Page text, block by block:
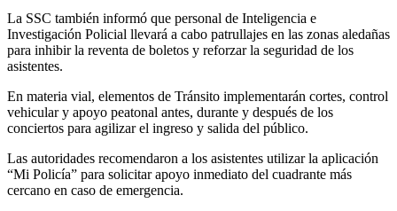
La SSC también informó que personal de Inteligencia e
Investigación Policial llevará a cabo patrullajes en las zonas aledañas
para inhibir la reventa de boletos y reforzar la seguridad de los
asistentes.
En materia vial, elementos de Tránsito implementarán cortes, control
vehicular y apoyo peatonal antes, durante y después de los
conciertos para agilizar el ingreso y salida del público.
Las autoridades recomendaron a los asistentes utilizar la aplicación
“Mi Policía” para solicitar apoyo inmediato del cuadrante más
cercano en caso de emergencia.